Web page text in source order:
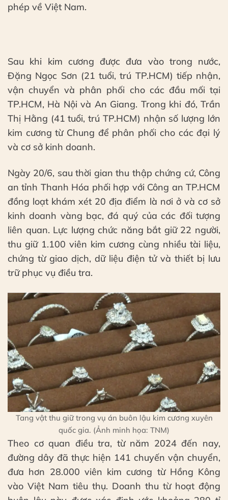
phép về Việt Nam.
Sau khi kim cương được đưa vào trong nước,
Đặng Ngọc Sơn (21 tuổi, trú TP.HCM) tiếp nhận,
vận chuyển và phân phối cho các đầu mối tại
TP.HCM, Hà Nội và An Giang. Trong khi đó, Trần
Thị Hằng (41 tuổi, trú TP.HCM) nhận số lượng lớn
kim cương từ Chung để phân phối cho các đại lý
và cơ sở kinh doanh.
Ngày 20/6, sau thời gian thu thập chứng cứ, Công
an tỉnh Thanh Hóa phối hợp với Công an TP.HCM
đồng loạt khám xét 20 địa điểm là nơi ở và cơ sở
kinh doanh vàng bạc, đá quý của các đối tượng
liên quan. Lực lượng chức năng bắt giữ 22 người,
thu giữ 1.100 viên kim cương cùng nhiều tài liệu,
chứng từ giao dịch, dữ liệu điện tử và thiết bị lưu
trữ phục vụ điều tra.
Tang vật thu giữ trong vụ án buôn lậu kim cương xuyên
quốc gia. (Ảnh minh họa: TNM)
Theo cơ quan điều tra, từ năm 2024 đến nay,
đường dây đã thực hiện 141 chuyến vận chuyển,
đưa hơn 28.000 viên kim cương từ Hồng Kông
vào Việt Nam tiêu thụ. Doanh thu từ hoạt động